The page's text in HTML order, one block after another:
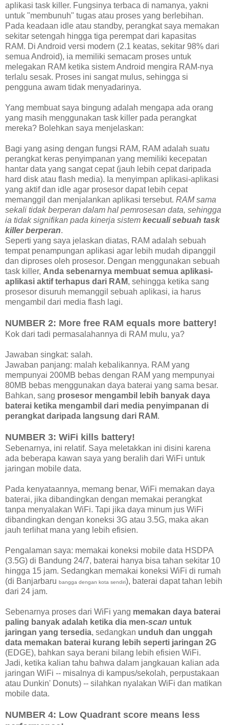
aplikasi task killer. Fungsinya terbaca di namanya, yakni
untuk "membunuh" tugas atau proses yang berlebihan.
Pada keadaan idle atau standby, perangkat saya memakan
sekitar setengah hingga tiga perempat dari kapasitas
RAM. Di Android versi modern (2.1 keatas, sekitar 98% dari
semua Android), ia memiliki semacam proses untuk
melegakan RAM ketika sistem Android mengira RAM-nya
terlalu sesak. Proses ini sangat mulus, sehingga si
pengguna awam tidak menyadarinya.
Yang membuat saya bingung adalah mengapa ada orang
yang masih menggunakan task killer pada perangkat
mereka? Bolehkan saya menjelaskan:
Bagi yang asing dengan fungsi RAM, RAM adalah suatu
perangkat keras penyimpanan yang memiliki kecepatan
hantar data yang sangat cepat (jauh lebih cepat daripada
hard disk atau flash media). Ia menyimpan aplikasi-aplikasi
yang aktif dan idle agar prosesor dapat lebih cepat
memanggil dan menjalankan aplikasi tersebut. RAM sama
sekali tidak berperan dalam hal pemrosesan data, sehingga
ia tidak signifikan pada kinerja sistem kecuali sebuah task
killer berperan.
Seperti yang saya jelaskan diatas, RAM adalah sebuah
tempat penampungan aplikasi agar lebih mudah dipanggil
dan diproses oleh prosesor. Dengan menggunakan sebuah
task killer, Anda sebenarnya membuat semua aplikasi-
aplikasi aktif terhapus dari RAM, sehingga ketika sang
prosesor disuruh memanggil sebuah aplikasi, ia harus
mengambil dari media flash lagi.
NUMBER 2: More free RAM equals more battery!
Kok dari tadi permasalahannya di RAM mulu, ya?
Jawaban singkat: salah.
Jawaban panjang: malah kebalikannya. RAM yang
mempunyai 200MB bebas dengan RAM yang mempunyai
80MB bebas menggunakan daya baterai yang sama besar.
Bahkan, sang prosesor mengambil lebih banyak daya
baterai ketika mengambil dari media penyimpanan di
perangkat daripada langsung dari RAM.
NUMBER 3: WiFi kills battery!
Sebenarnya, ini relatif. Saya meletakkan ini disini karena
ada beberapa kawan saya yang beralih dari WiFi untuk
jaringan mobile data.
Pada kenyataannya, memang benar, WiFi memakan daya
baterai, jika dibandingkan dengan memakai perangkat
tanpa menyalakan WiFi. Tapi jika daya minum jus WiFi
dibandingkan dengan koneksi 3G atau 3.5G, maka akan
jauh terlihat mana yang lebih efisien.
Pengalaman saya: memakai koneksi mobile data HSDPA
(3.5G) di Bandung 24/7, baterai hanya bisa tahan sekitar 10
hingga 15 jam. Sedangkan memakai koneksi WiFi di rumah
(di Banjarbaru bangga dengan kota sendiri), baterai dapat tahan lebih
dari 24 jam.
Sebenarnya proses dari WiFi yang memakan daya baterai
paling banyak adalah ketika dia men-scan untuk
jaringan yang tersedia, sedangkan unduh dan unggah
data memakan baterai kurang lebih seperti jaringan 2G
(EDGE), bahkan saya berani bilang lebih efisien WiFi.
Jadi, ketika kalian tahu bahwa dalam jangkauan kalian ada
jaringan WiFi -- misalnya di kampus/sekolah, perpustakaan
atau Dunkin' Donuts) -- silahkan nyalakan WiFi dan matikan
mobile data.
NUMBER 4: Low Quadrant score means less